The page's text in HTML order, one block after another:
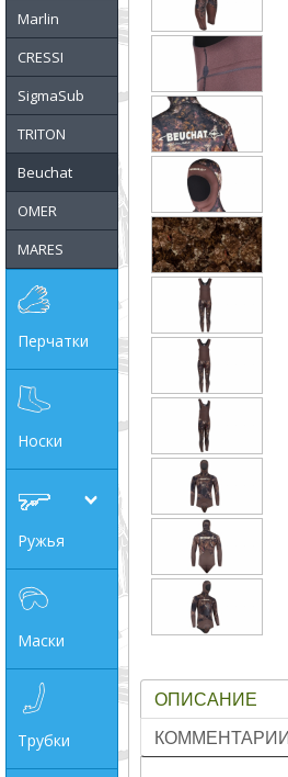
Производитель
_JSHOP_SEARCH_COINS
до
грн
Marlin
CRESSI
SigmaSub
TRITON
Beuchat
OMER
MARES
Перчатки
Носки
Ружья
Маски
Трубки
ОПИСАНИЕ